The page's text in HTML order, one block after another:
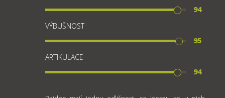
94
VÝBUŠNOST
95
ARTIKULACE
94